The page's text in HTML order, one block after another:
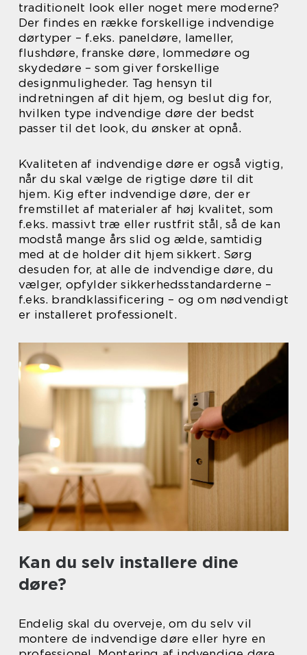
traditionelt look eller noget mere moderne?
Der findes en række forskellige indvendige
dørtyper – f.eks. paneldøre, lameller,
flushdøre, franske døre, lommedøre og
skydedøre – som giver forskellige
designmuligheder. Tag hensyn til
indretningen af dit hjem, og beslut dig for,
hvilken type indvendige døre der bedst
passer til det look, du ønsker at opnå.
Kvaliteten af indvendige døre er også vigtig,
når du skal vælge de rigtige døre til dit
hjem. Kig efter indvendige døre, der er
fremstillet af materialer af høj kvalitet, som
f.eks. massivt træ eller rustfrit stål, så de kan
modstå mange års slid og ælde, samtidig
med at de holder dit hjem sikkert. Sørg
desuden for, at alle de indvendige døre, du
vælger, opfylder sikkerhedsstandarderne –
f.eks. brandklassificering – og om nødvendigt
er installeret professionelt.
Kan du selv installere dine
døre?
Endelig skal du overveje, om du selv vil
montere de indvendige døre eller hyre en